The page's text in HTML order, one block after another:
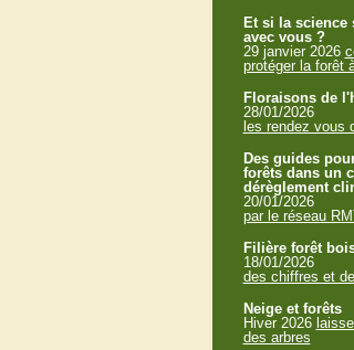
Et si la science
avec vous ?
29 janvier 2026
protéger la forêt
Floraisons de
28/01/2026
les rendez vous
Des guides
forêts dans un
dérèglement
20/01/2026
par le réseau
Filière forêt
18/01/2026
des chiffres et
Neige et forêts
Hiver 2026
des arbres